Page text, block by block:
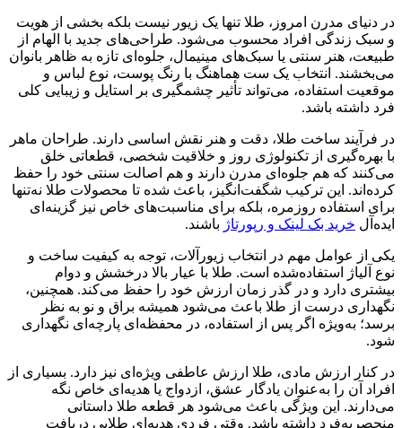
در دنیای مدرن امروز، طلا تنها یک زیور نیست بلکه بخشی از هویت
و سبک زندگی افراد محسوب می‌شود. طراحی‌های جدید با الهام از
طبیعت، هنر سنتی یا سبک‌های مینیمال، جلوه‌ای تازه به ظاهر بانوان
می‌بخشند. انتخاب یک ست هماهنگ با رنگ پوست، نوع لباس و
موقعیت استفاده، می‌تواند تأثیر چشمگیری بر استایل و زیبایی کلی
فرد داشته باشد.
در فرآیند ساخت طلا، دقت و هنر نقش اساسی دارند. طراحان ماهر
با بهره‌گیری از تکنولوژی روز و خلاقیت شخصی، قطعاتی خلق
می‌کنند که هم جلوه‌ای مدرن دارند و هم اصالت سنتی خود را حفظ
کرده‌اند. این ترکیب شگفت‌انگیز، باعث شده تا محصولات طلا نه‌تنها
برای استفاده روزمره، بلکه برای مناسبت‌های خاص نیز گزینه‌ای
ایده‌آل خرید بک لینک و رپورتاژ باشند.
یکی از عوامل مهم در انتخاب زیورآلات، توجه به کیفیت ساخت و
نوع آلیاژ استفاده‌شده است. طلا با عیار بالا درخشش و دوام
بیشتری دارد و در گذر زمان ارزش خود را حفظ می‌کند. همچنین،
نگهداری درست از طلا باعث می‌شود همیشه براق و نو به نظر
برسد؛ به‌ویژه اگر پس از استفاده، در محفظه‌ای پارچه‌ای نگهداری
شود.
در کنار ارزش مادی، طلا ارزش عاطفی ویژه‌ای نیز دارد. بسیاری از
افراد آن را به‌عنوان یادگار عشق، ازدواج یا هدیه‌ای خاص نگه
می‌دارند. این ویژگی باعث می‌شود هر قطعه طلا داستانی
منحصر‌به‌فرد داشته باشد. وقتی فردی هدیه‌ای طلایی دریافت